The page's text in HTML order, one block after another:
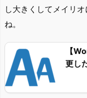
し大きくしてメイリ
ね。
【
更し